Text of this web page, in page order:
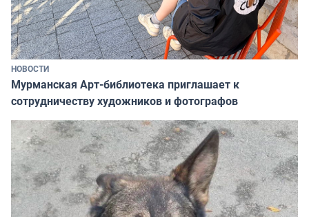
НОВОСТИ
Мурманская Арт-библиотека приглашает к
сотрудничеству художников и фотографов